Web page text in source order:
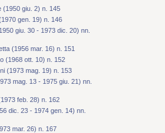
(1950 giu. 2) n. 145
gen. 19) n. 146
giu. 30 - 1973 dic. 20) nn.
(1956 mar. 16) n. 151
(1968 ott. 10) n. 152
(1973 mag. 19) n. 153
mag. 13 - 1975 giu. 21) nn.
feb. 28) n. 162
dic. 23 - 1974 gen. 14) nn.
mar. 26) n. 167